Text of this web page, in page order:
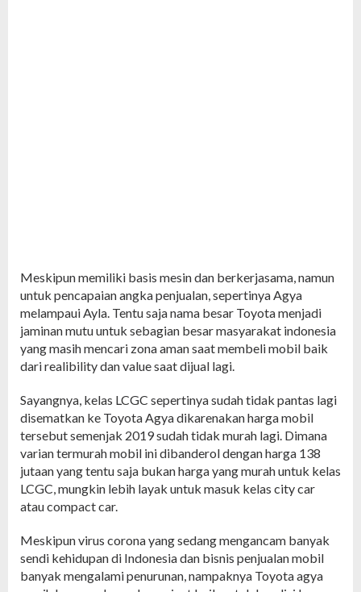
Meskipun memiliki basis mesin dan berkerjasama, namun
untuk pencapaian angka penjualan, sepertinya Agya
melampaui Ayla. Tentu saja nama besar Toyota menjadi
jaminan mutu untuk sebagian besar masyarakat indonesia
yang masih mencari zona aman saat membeli mobil baik
dari realibility dan value saat dijual lagi.
Sayangnya, kelas LCGC sepertinya sudah tidak pantas lagi
disematkan ke Toyota Agya dikarenakan harga mobil
tersebut semenjak 2019 sudah tidak murah lagi. Dimana
varian termurah mobil ini dibanderol dengan harga 138
jutaan yang tentu saja bukan harga yang murah untuk kelas
LCGC, mungkin lebih layak untuk masuk kelas city car
atau compact car.
Meskipun virus corona yang sedang mengancam banyak
sendi kehidupan di Indonesia dan bisnis penjualan mobil
banyak mengalami penurunan, nampaknya Toyota agya